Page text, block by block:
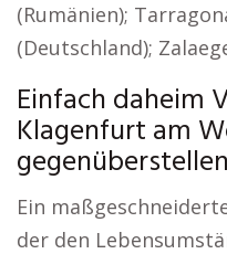
(Rumänien);
(Deutschland);
Einfach daheim
Klagenfurt am
Ein
der den